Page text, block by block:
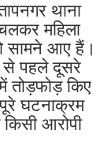
थाना
महिला
सामने आए हैं।
से पहले दूसरे
तोड़फोड़ किए
घटनाक्रम
आरोपी